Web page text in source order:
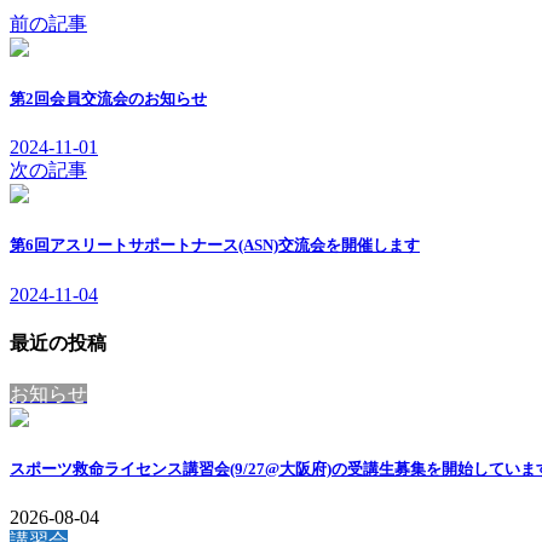
前の記事
第2回会員交流会のお知らせ
2024-11-01
次の記事
第6回アスリートサポートナース(ASN)交流会を開催します
2024-11-04
最近の投稿
お知らせ
スポーツ救命ライセンス講習会(9/27@大阪府)の受講生募集を開始していま
2026-08-04